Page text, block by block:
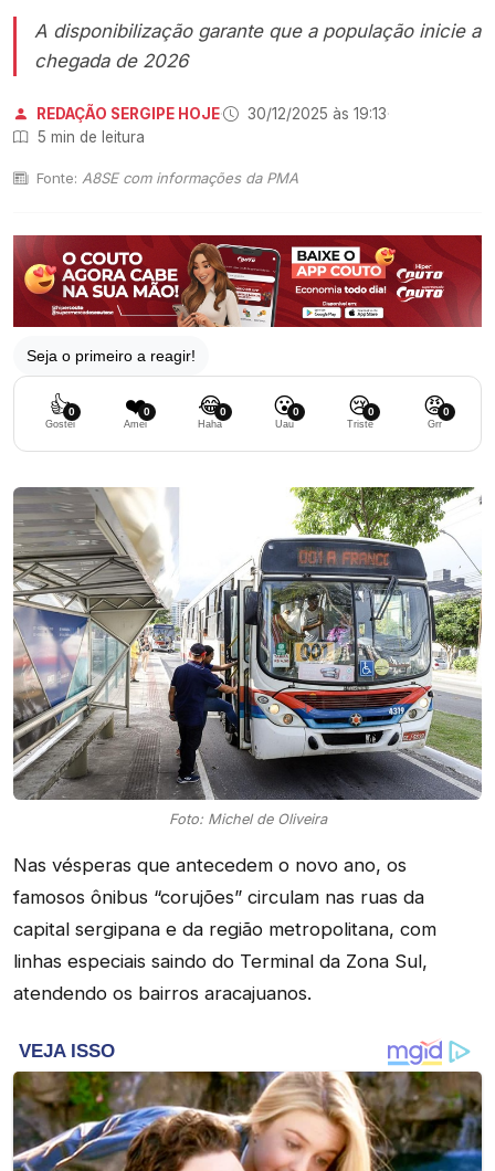
A disponibilização garante que a população inicie a
chegada de 2026
REDAÇÃO SERGIPE HOJE· 30/12/2025 às 19:13·
5 min de leitura
Fonte: A8SE com informações da PMA
Seja o primeiro a reagir!
👍0
Gostei
❤️0
Amei
😂0
Haha
😮0
Uau
😢0
Triste
😡0
Grr
Foto: Michel de Oliveira
Nas vésperas que antecedem o novo ano, os
famosos ônibus “corujões” circulam nas ruas da
capital sergipana e da região metropolitana, com
linhas especiais saindo do Terminal da Zona Sul,
atendendo os bairros aracajuanos.